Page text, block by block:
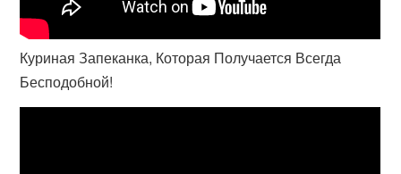
Куриная Запеканка, Которая Получается Всегда
Бесподобной!